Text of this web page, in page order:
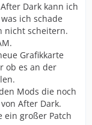
Dark kann ich
ich schade
nicht scheitern.
Grafikkarte
ob es an der
Mods die noch
After Dark.
ein großer Patch